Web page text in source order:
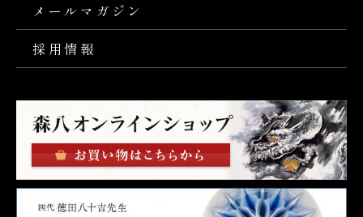
メールマガジン
採用情報